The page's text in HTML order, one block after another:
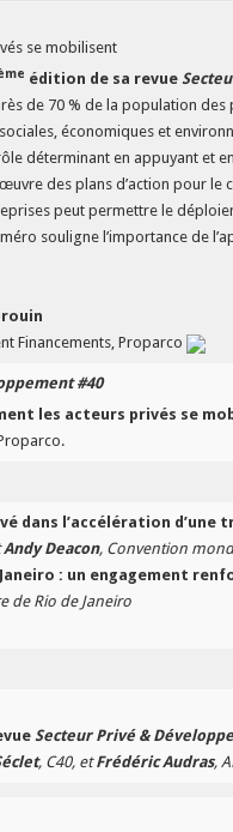
se mobilisent
édition de sa revue
de 70 % de la population
économiques et
déterminant en appuyant et
des plans d’action pour le
peut permettre le
souligne l’importance de
Financements, Proparco
#40
les acteurs privés se
dans l’accélération
Andy Deacon, Convention
: un engagement
de Rio de Janeiro
Secteur Privé &
, C40, etFrédéric Audras,